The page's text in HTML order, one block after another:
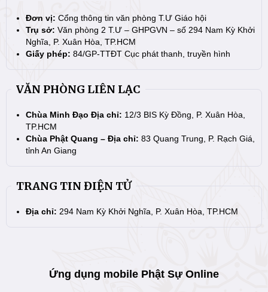
Đơn vị: Cổng thông tin văn phòng T.Ư Giáo hội
Trụ sở: Văn phòng 2 T.Ư – GHPGVN – số 294 Nam Kỳ Khởi
Nghĩa, P. Xuân Hòa, TP.HCM
Giấy phép: 84/GP-TTĐT Cục phát thanh, truyền hình
VĂN PHÒNG LIÊN LẠC
Chùa Minh Đạo Địa chỉ: 12/3 BIS Kỳ Đồng, P. Xuân Hòa,
TP.HCM
Chùa Phật Quang – Địa chỉ: 83 Quang Trung, P. Rạch Giá,
tỉnh An Giang
TRANG TIN ĐIỆN TỬ
Địa chỉ: 294 Nam Kỳ Khởi Nghĩa, P. Xuân Hòa, TP.HCM
Ứng dụng mobile Phật Sự Online